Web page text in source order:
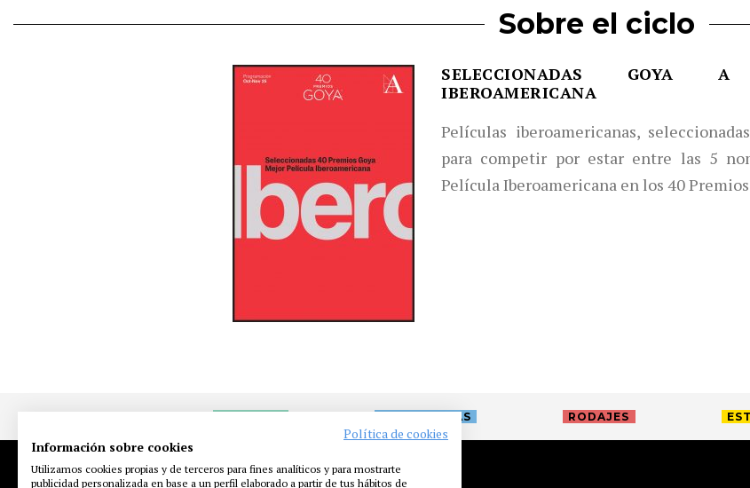
Sobre el ciclo
SELECCIONADAS GOYA
IBEROAMERICANA
Películas iberoamericanas,
para competir por estar entre las 5
Película Iberoamericana en los 40 Premios
ENTREVISTAS RODAJES
Política de cookies
Información sobre cookies
Utilizamos cookies propias y de terceros para fines analíticos y para mostrarte
publicidad personalizada en base a un perfil elaborado a partir de tus hábitos de